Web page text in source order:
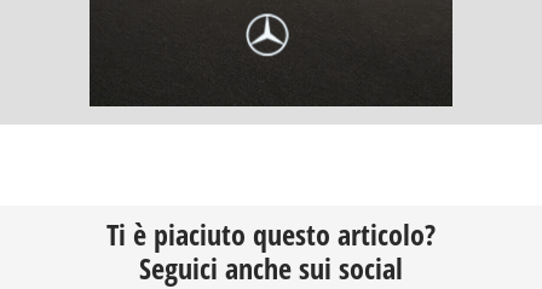
Ti è piaciuto questo articolo?
Seguici anche sui social